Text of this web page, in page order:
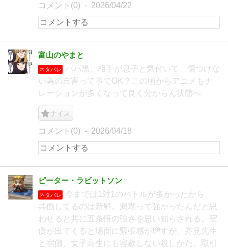
コメント(0) 2026/04/22
富山のやまと
ネタバレ
パパ黒、相手が息子と気付いて、傷つけな
い為の自害って事でOK？この頃からアニメもナ
レーションが多くなって良く分からん状態へ
ナイス
コメント(0) 2026/04/18
ピーター・ラビットソン
ネタバレ
今までは1対1のバトルが多かったから、
共働してるのは新鮮。漏瑚って強かったんだと思
わせると共に五条悟の強さを思い知らされる。宿
儺が出てくると場面に緊張感が増すが、芥見先生
と宿儺、女子高生にも容赦しない殺しかた。取引